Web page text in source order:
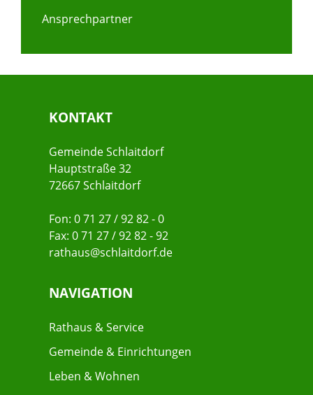
Ansprechpartner
KONTAKT
Gemeinde Schlaitdorf
Hauptstraße 32
72667 Schlaitdorf
Fon: 0 71 27 / 92 82 - 0
Fax: 0 71 27 / 92 82 - 92
rathaus@schlaitdorf.de
NAVIGATION
Rathaus & Service
Gemeinde & Einrichtungen
Leben & Wohnen